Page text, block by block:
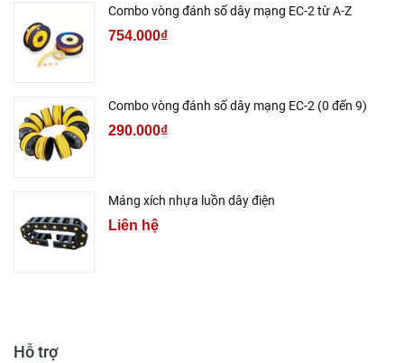
Combo vòng đánh số dây mạng EC-2 từ A-Z
754.000₫
Combo vòng đánh số dây mạng EC-2 (0 đến 9)
290.000₫
Máng xích nhựa luồn dây điện
Liên hệ
Hỗ trợ